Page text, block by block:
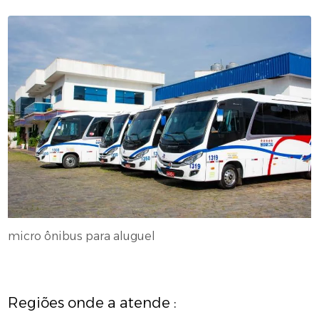
micro ônibus para aluguel
Regiões onde a atende :